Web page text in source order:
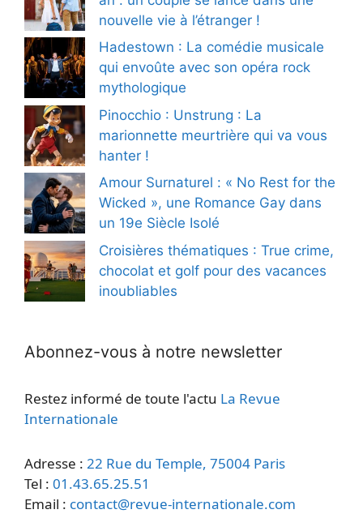
nouvelle vie à l’étranger !
Hadestown : La comédie musicale
qui envoûte avec son opéra rock
mythologique
Pinocchio : Unstrung : La
marionnette meurtrière qui va vous
hanter !
Amour Surnaturel : « No Rest for the
Wicked », une Romance Gay dans
un 19e Siècle Isolé
Croisières thématiques : True crime,
chocolat et golf pour des vacances
inoubliables
Abonnez-vous à notre newsletter
Restez informé de toute l'actu La Revue
Internationale
Adresse : 22 Rue du Temple, 75004 Paris
Tel : 01.43.65.25.51
Email : contact@revue-internationale.com